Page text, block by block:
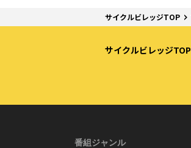
サイクルビレッジTOP
サイクルビレッジTOP
番組ジャンル